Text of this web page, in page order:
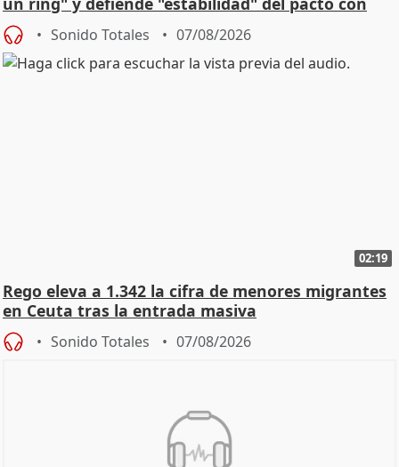
Vox
Sonido Totales 07/08/2026
02:19
Rego eleva a 1.342 la cifra de menores migrantes
en Ceuta tras la entrada masiva
Sonido Totales 07/08/2026